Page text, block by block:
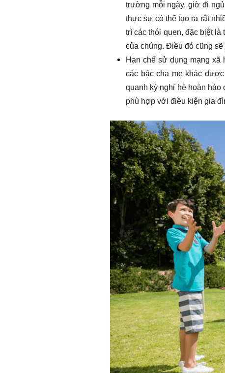
trường mỗi ngày, giờ đi
thực sự có thể tạo ra rất
trì các thói quen, đặc biệt
của chúng. Điều đó cũng
Hạn chế sử dụng mạng xã
các bậc cha mẹ khác
quanh kỳ nghỉ hè hoàn hảo
phù hợp với điều kiện gia